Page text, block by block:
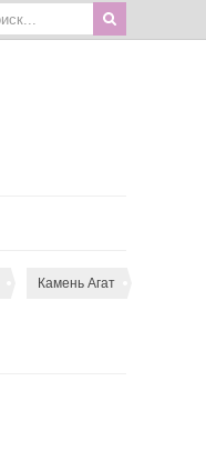
Камень Агат